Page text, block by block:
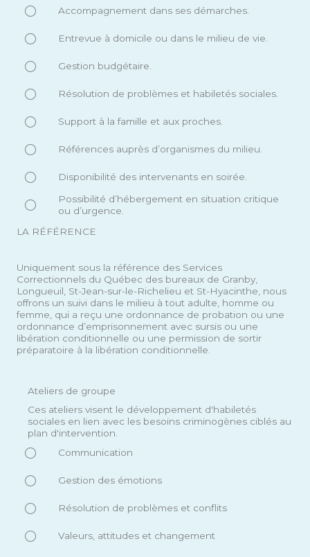
Accompagnement dans ses démarches.
Entrevue à domicile ou dans le milieu de vie.
Gestion budgétaire.
Résolution de problèmes et habiletés sociales.
Support à la famille et aux proches.
Références auprès d’organismes du milieu.
Disponibilité des intervenants en soirée.
Possibilité d’hébergement en situation critique
ou d’urgence.
LA RÉFÉRENCE
Uniquement sous la référence des Services
Correctionnels du Québec des bureaux de Granby,
Longueuil, St-Jean-sur-le-Richelieu et St-Hyacinthe, nous
offrons un suivi dans le milieu à tout adulte, homme ou
femme, qui a reçu une ordonnance de probation ou une
ordonnance d’emprisonnement avec sursis ou une
libération conditionnelle ou une permission de sortir
préparatoire à la libération conditionnelle.
Ateliers de groupe
Ces ateliers visent le développement d'habiletés
sociales en lien avec les besoins criminogènes ciblés au
plan d'intervention.
Communication
Gestion des émotions
Résolution de problèmes et conflits
Valeurs, attitudes et changement